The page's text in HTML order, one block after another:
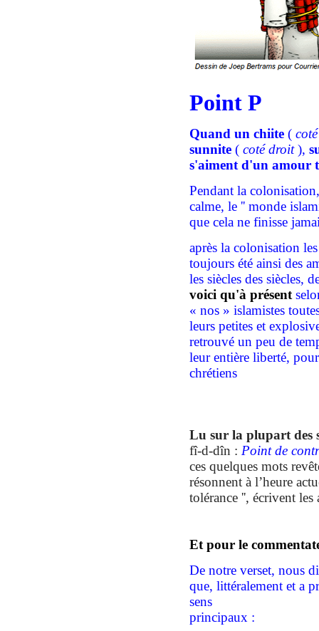
Point P
Quand un chiite (
sunnite ( coté droit),
s'aiment d'un amour
Pendant la
calme, le '' monde
que cela ne finisse
après la colonisation
toujours été ainsi des
les siècles des siècles,
voici qu'à présent
« nos » islamistes
leurs petites et
retrouvé un peu de
leur entière liberté,
chrétiens
Lu sur la plupart des
fî-d-dîn : Point de
ces quelques mots
résonnent à l’heure
tolérance '', écrivent les
Et pour le
De notre verset, nous
que, littéralement et a
sens
principaux :